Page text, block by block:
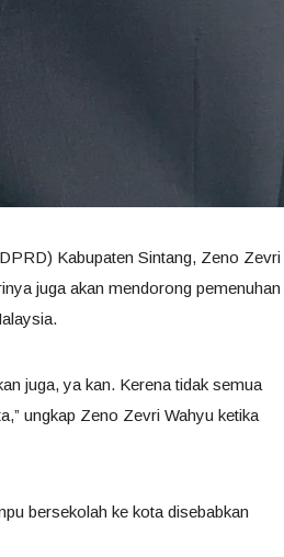
Kabupaten Sintang, Zeno Zevri
juga akan mendorong pemenuhan
juga, ya kan. Kerena tidak semua
ungkap Zeno Zevri Wahyu ketika
bersekolah ke kota disebabkan